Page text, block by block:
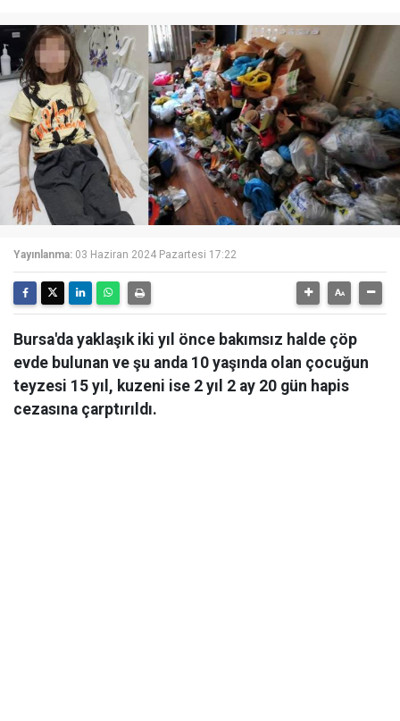
Yayınlanma: 03 Haziran 2024 Pazartesi 17:22
Bursa'da yaklaşık iki yıl önce bakımsız halde çöp
evde bulunan ve şu anda 10 yaşında olan çocuğun
teyzesi 15 yıl, kuzeni ise 2 yıl 2 ay 20 gün hapis
cezasına çarptırıldı.